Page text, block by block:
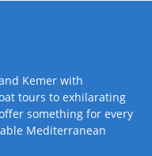
Kemer with
tours to exhilarating
something for every
Mediterranean